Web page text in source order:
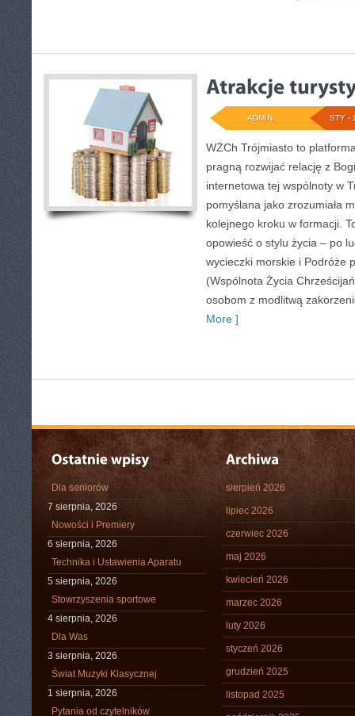
STY -
ADMIN
WŻCh Trójmiasto to
pragną rozwijać relację z
internetowa tej wspólnoty w
pomyślana jako zrozumiała
kolejnego kroku w formacji.
opowieść o stylu życia – po
wycieczki morskie i Podróże
(Wspólnota Życia
osobom z modlitwą
More ]
Dla seniorów
7 sierpnia, 2026
Nowości i Premiery
6 sierpnia, 2026
Technika i Ustawienia Aparatu
5 sierpnia, 2026
Stowrzyszenia sportowe
4 sierpnia, 2026
Dla Was
3 sierpnia, 2026
Świat Muzyki Klasycznej
1 sierpnia, 2026
Pytania od czytelników
sierpień 2026
lipiec 2026
czerwiec 2026
maj 2026
kwiecień 2026
marzec 2026
luty 2026
styczeń 2026
grudzień 2025
listopad 2025